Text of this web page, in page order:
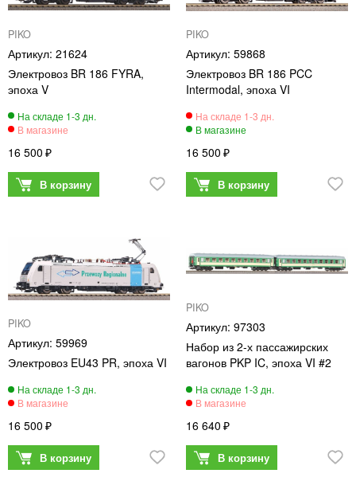
PIKO
21624
Электровоз BR 186 FYRA,
эпоха V
16 500
PIKO
59868
Электровоз BR 186 PCC
Intermodal, эпоха VI
16 500
PIKO
59969
Электровоз EU43 PR, эпоха VI
16 500
PIKO
97303
Набор из 2-х пассажирских
вагонов PKP IC, эпоха VI #2
16 640